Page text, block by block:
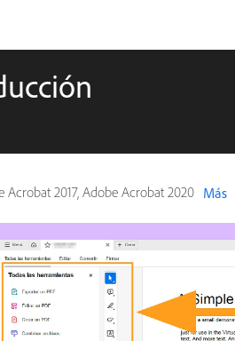
Acrobat 2017, Adobe Acrobat 2020 Más